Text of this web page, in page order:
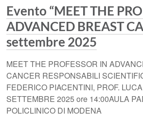
Evento “MEET THE
ADVANCED BREAST
settembre 2025
MEET THE PROFESSOR IN
CANCER RESPONSABILI
FEDERICO PIACENTINI, PROF.
SETTEMBRE 2025 ore 14:00AULA
POLICLINICO DI MODENA